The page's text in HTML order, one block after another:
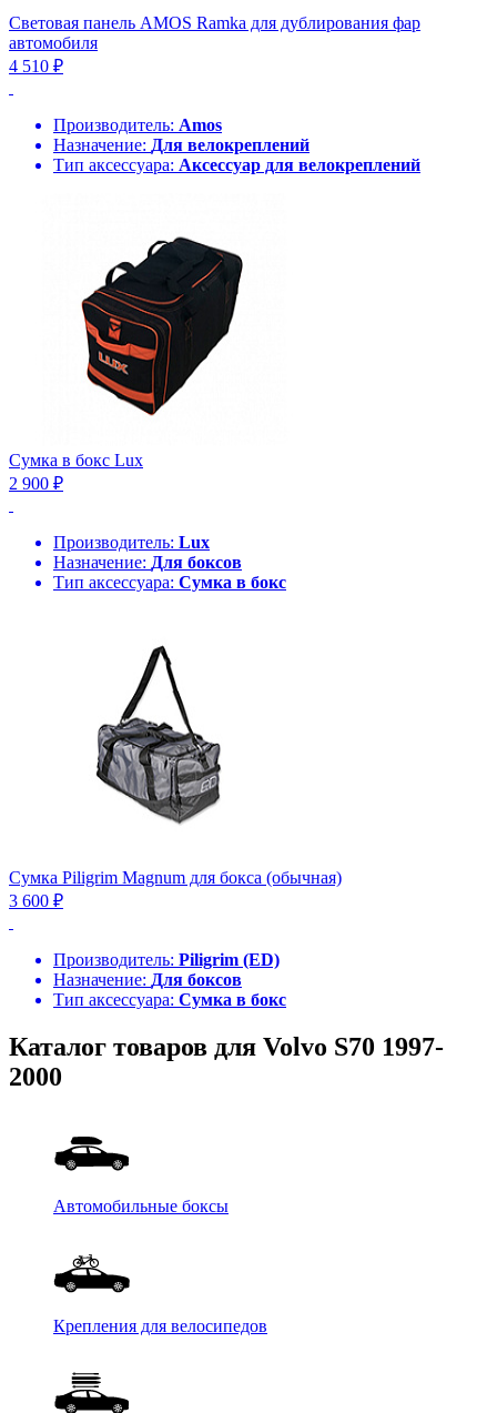
Световая панель AMOS Ramka для дублирования фар
автомобиля
4 510 ₽
Производитель: Amos
Назначение: Для велокреплений
Тип аксессуара: Аксессуар для велокреплений
Сумка в бокс Lux
2 900 ₽
Производитель: Lux
Назначение: Для боксов
Тип аксессуара: Сумка в бокс
Сумка Piligrim Magnum для бокса (обычная)
3 600 ₽
Производитель: Piligrim (ED)
Назначение: Для боксов
Тип аксессуара: Сумка в бокс
Каталог товаров для Volvo S70 1997-
2000
Автомобильные боксы
Крепления для велосипедов